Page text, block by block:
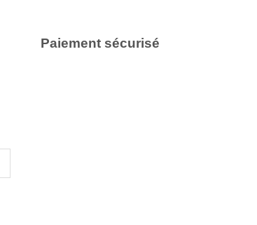
Paiement sécurisé